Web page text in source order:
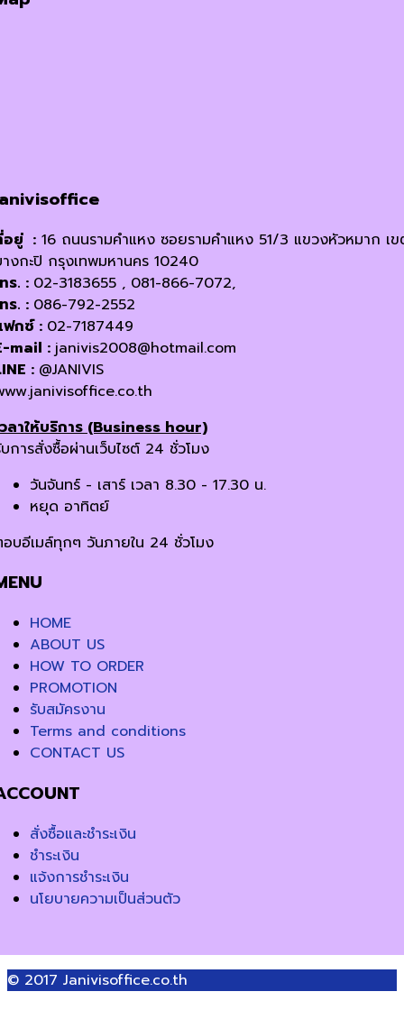
อยู่ : 16 ถนนรามคำแหง ซอยรามคำแหง 51/3 แขวงหัวหมาก เ
งกะปิ กรุงเทพมหานคร 10240
ร. : 02-3183655 , 081-866-7072,
ร. : 086-792-2552
กซ์ : 02-7187449
mail : janivis2008@hotmail.com
: @JANIVIS
ลาให้บริการ (Business hour)
การสั่งซื้อผ่านเว็บไซต์ 24 ชั่วโมง
วันจันทร์ - เสาร์ เวลา 8.30 - 17.30 น.
หยุด อาทิตย์
บอีเมล์ทุกๆ วันภายใน 24 ชั่วโมง
HOME
ABOUT US
HOW TO ORDER
PROMOTION
รับสมัครงาน
Terms and conditions
CONTACT US
สั่งซื้อและชำระเงิน
ชำระเงิน
แจ้งการชำระเงิน
นโยบายความเป็นส่วนตัว
© 2017 Janivisoffice.co.th